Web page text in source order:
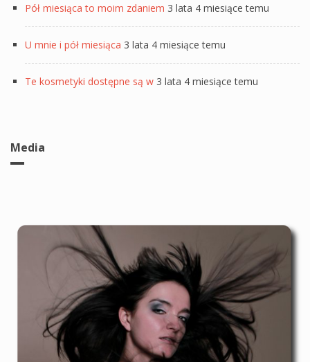
Pół miesiąca to moim zdaniem 3 lata 4 miesiące temu
U mnie i pół miesiąca 3 lata 4 miesiące temu
Te kosmetyki dostępne są w 3 lata 4 miesiące temu
Media